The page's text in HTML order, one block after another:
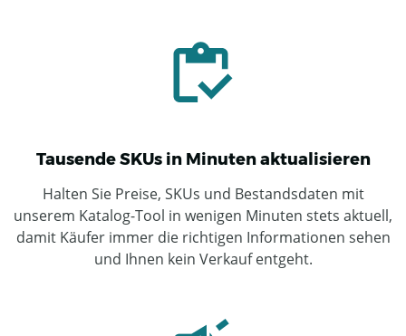
Tausende SKUs in Minuten aktualisieren
Halten Sie Preise, SKUs und Bestandsdaten mit
unserem Katalog-Tool in wenigen Minuten stets aktuell,
damit Käufer immer die richtigen Informationen sehen
und Ihnen kein Verkauf entgeht.